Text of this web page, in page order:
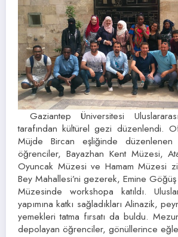
Gaziantep Üniversitesi
tarafından kültürel gezi düzenlendi.
Müjde Bircan eşliğinde düzenlenen
öğrenciler, Bayazhan Kent Müzesi,
Oyuncak Müzesi ve Hamam Müzesi
Bey Mahallesi’ni gezerek, Emine
Müzesinde workshopa katıldı.
yapımına katkı sağladıkları Alinazik,
yemekleri tatma fırsatı da buldu.
depolayan öğrenciler, gönüllerince